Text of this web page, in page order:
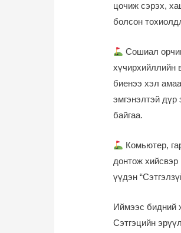
цочиж сэрэх,
болсон
Сошиал
хүчирхийллийн
биенээ хэл
эмгэнэлтэй дүр
байгаа.
Комьютер,
донтож
үүдэн
Иймээс бидний
Cэтгэцийн